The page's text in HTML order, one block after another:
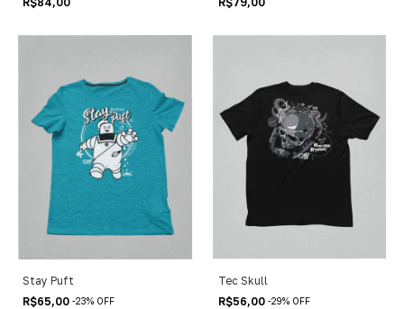
Stay Puft
R$65,00 -23% OFF
Tec Skull
R$56,00 -29% OFF